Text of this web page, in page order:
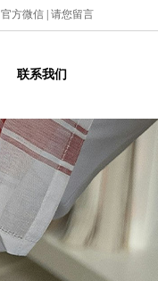
官方微信 请您留言
联系我们